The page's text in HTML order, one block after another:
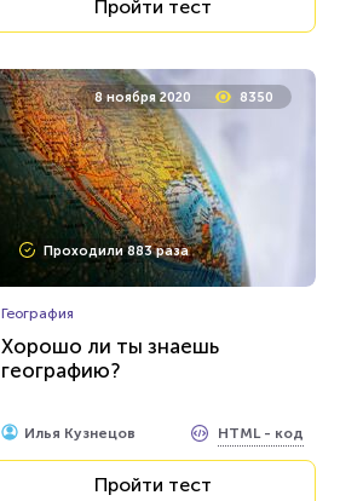
Пройти тест
8 ноября 2020 8350
Проходили 883 раза
География
Хорошо ли ты знаешь
географию?
Илья Кузнецов HTML - код
Пройти тест